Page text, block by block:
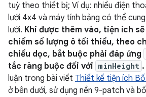
tuỳ theo thiết bị; Ví dụ: nhiều điện
lưới 4x4 và máy tính bảng có thể
lưới. Khi được thêm vào, tiện ích
chiếm số lượng ô tối thiểu, theo
chiều dọc, bắt buộc phải đáp ứng
tắc ràng buộc đối với minHeight .
luận trong bài viết Thiết kế tiện ích
ở bên dưới, sử dụng nền 9-patch và